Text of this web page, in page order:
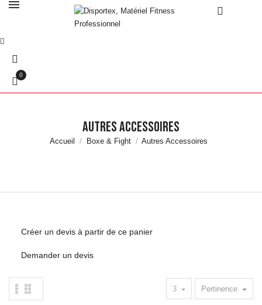
0
Autres Accessoires
Accueil Boxe & Fight Autres Accessoires
Créer un devis à partir de ce panier
Demander un devis
3 Pertinence